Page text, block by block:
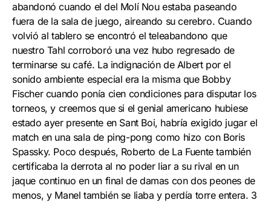
abandonó cuando el del Molí Nou estaba paseando
fuera de la sala de juego, aireando su cerebro. Cuando
volvió al tablero se encontró el teleabandono que
nuestro Tahl corroboró una vez hubo regresado de
terminarse su café. La indignación de Albert por el
sonido ambiente especial era la misma que Bobby
Fischer cuando ponía cien condiciones para disputar los
torneos, y creemos que si el genial americano hubiese
estado ayer presente en Sant Boi, habría exigido jugar el
match en una sala de ping-pong como hizo con Boris
Spassky. Poco después, Roberto de La Fuente también
certificaba la derrota al no poder liar a su rival en un
jaque continuo en un final de damas con dos peones de
menos, y Manel también se liaba y perdía torre entera. 3